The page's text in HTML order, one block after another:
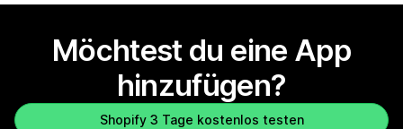
Möchtest du eine App
hinzufügen?
Shopify 3 Tage kostenlos testen